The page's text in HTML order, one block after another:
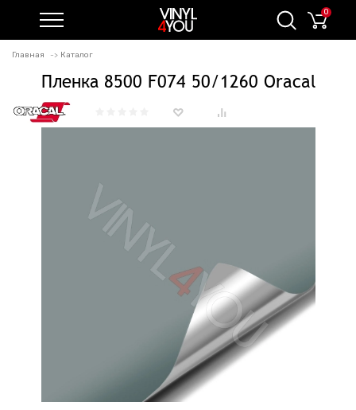
0
Главная Каталог
Пленка 8500 F074 50/1260 Oracal